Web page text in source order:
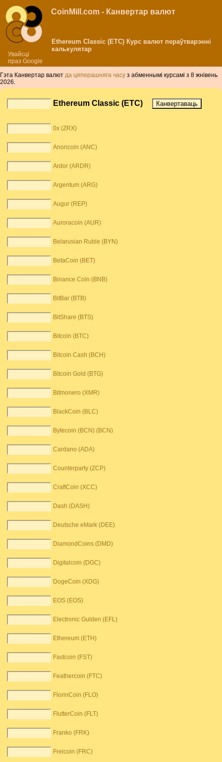
Увайсці
праз Google
CoinMill.com - Канвертар валют
Ethereum Classic (ETC) Курс валют пераўтварэнні
калькулятар
Гэта Канвертар валют да цяперашняга часу з абменнымі курсамі з 8 жнівень
2026.
Ethereum Classic (ETC)
0x (ZRX)
Anoncoin (ANC)
Ardor (ARDR)
Argentum (ARG)
Augur (REP)
Auroracoin (AUR)
Belarusian Ruble (BYN)
BetaCoin (BET)
Binance Coin (BNB)
BitBar (BTB)
BitShare (BTS)
Bitcoin (BTC)
Bitcoin Cash (BCH)
Bitcoin Gold (BTG)
Bitmonero (XMR)
BlackCoin (BLC)
Bytecoin (BCN) (BCN)
Cardano (ADA)
Counterparty (ZCP)
CraftCoin (XCC)
Dash (DASH)
Deutsche eMark (DEE)
DiamondCoins (DMD)
Digitalcoin (DGC)
DogeCoin (XDG)
EOS (EOS)
Electronic Gulden (EFL)
Ethereum (ETH)
Fastcoin (FST)
Feathercoin (FTC)
FlorinCoin (FLO)
FlutterCoin (FLT)
Franko (FRK)
Freicoin (FRC)